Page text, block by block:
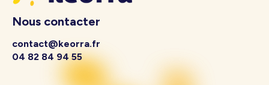
Nous contacter
contact@keorra.fr
04 82 84 94 55